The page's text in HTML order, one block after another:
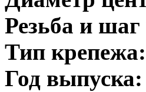
Резьба и
Тип крепежа:
Год выпуска: